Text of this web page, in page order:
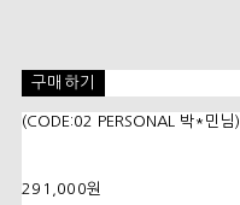
구매하기
(CODE:02 PERSONAL 박*민님)
291,000원